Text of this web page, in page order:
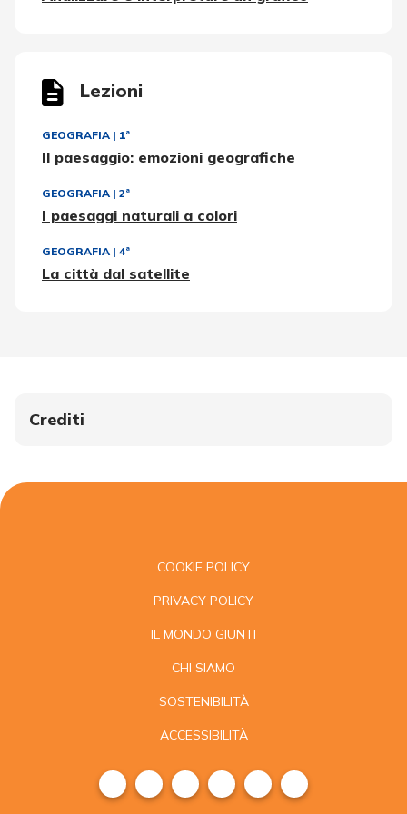
Lezioni
GEOGRAFIA | 1ª
Il paesaggio: emozioni geografiche
GEOGRAFIA | 2ª
I paesaggi naturali a colori
GEOGRAFIA | 4ª
La città dal satellite
Crediti
COOKIE POLICY
PRIVACY POLICY
IL MONDO GIUNTI
CHI SIAMO
SOSTENIBILITÀ
ACCESSIBILITÀ